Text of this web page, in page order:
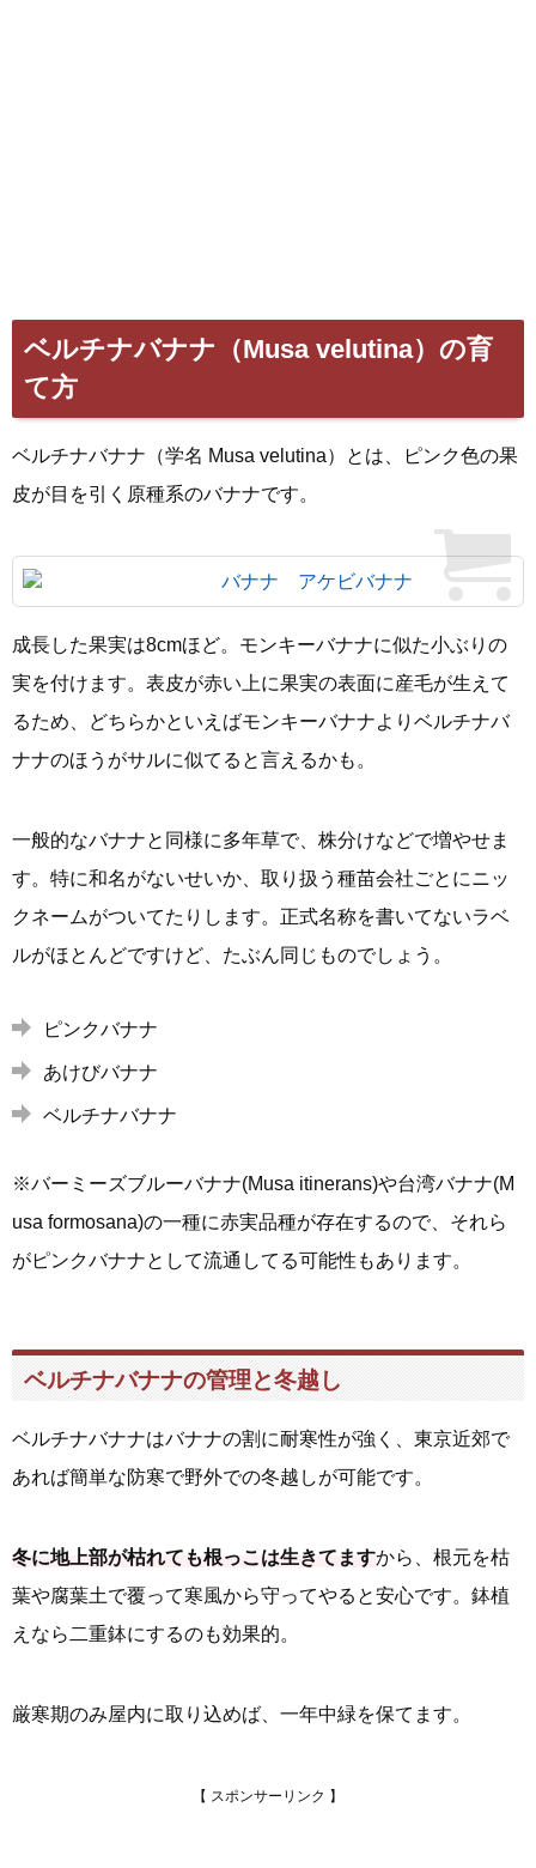
ベルチナバナナ（Musa velutina）の育
て方
ベルチナバナナ（学名 Musa velutina）とは、ピンク色の果
皮が目を引く原種系のバナナです。
バナナ アケビバナナ
成長した果実は8cmほど。モンキーバナナに似た小ぶりの
実を付けます。表皮が赤い上に果実の表面に産毛が生えて
るため、どちらかといえばモンキーバナナよりベルチナバ
ナナのほうがサルに似てると言えるかも。
一般的なバナナと同様に多年草で、株分けなどで増やせま
す。特に和名がないせいか、取り扱う種苗会社ごとにニッ
クネームがついてたりします。正式名称を書いてないラベ
ルがほとんどですけど、たぶん同じものでしょう。
ピンクバナナ
あけびバナナ
ベルチナバナナ
※バーミーズブルーバナナ(Musa itinerans)や台湾バナナ(M
usa formosana)の一種に赤実品種が存在するので、それら
がピンクバナナとして流通してる可能性もあります。
ベルチナバナナの管理と冬越し
ベルチナバナナはバナナの割に耐寒性が強く、東京近郊で
あれば簡単な防寒で野外での冬越しが可能です。
冬に地上部が枯れても根っこは生きてますから、根元を枯
葉や腐葉土で覆って寒風から守ってやると安心です。鉢植
えなら二重鉢にするのも効果的。
厳寒期のみ屋内に取り込めば、一年中緑を保てます。